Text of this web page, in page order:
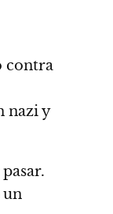
contra
nazi y
un